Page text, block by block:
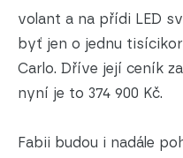
volant a na přídi LED
byť jen o jednu
Carlo. Dříve její ceník
nyní je to 374 900 Kč.
Fabii budou i nadále